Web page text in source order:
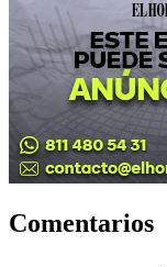
Comentarios